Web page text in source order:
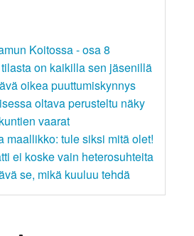
Koitossa - osa 8
on kaikilla sen jäsenillä
oikea puuttumiskynnys
oltava perusteltu näky
vaarat
maallikko: tule siksi mitä olet!
ei koske vain heterosuhteita
se, mikä kuuluu tehdä